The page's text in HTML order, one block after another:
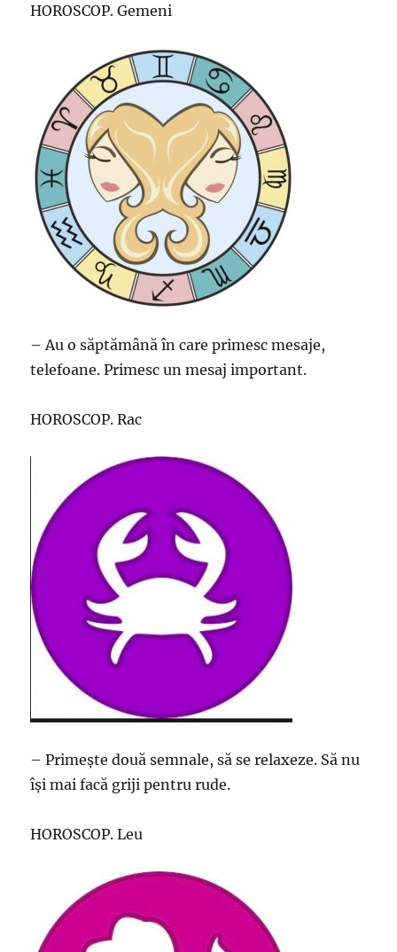
HOROSCOP. Gemeni
– Au o săptămână în care primesc mesaje,
telefoane. Primesc un mesaj important.
HOROSCOP. Rac
– Primește două semnale, să se relaxeze. Să nu
își mai facă griji pentru rude.
HOROSCOP. Leu